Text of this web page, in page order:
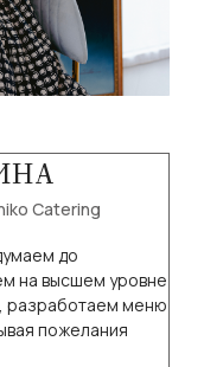
Catering
до
на высшем уровне
разработаем меню
пожелания